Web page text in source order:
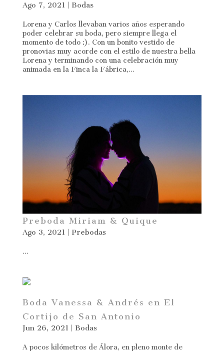
Ago 7, 2021 | Bodas
Lorena y Carlos llevaban varios años esperando
poder celebrar su boda, pero siempre llega el
momento de todo :). Con un bonito vestido de
pronovias muy acorde con el estilo de nuestra bella
Lorena y terminando con una celebración muy
animada en la Finca la Fábrica,...
Preboda Miriam & Quique
Ago 3, 2021 Prebodas
...
Boda Vanessa & Andrés en El
Cortijo de San Antonio
Jun 26, 2021 Bodas
A pocos kilómetros de Álora, en pleno monte de